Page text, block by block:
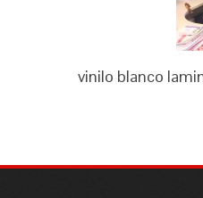
vinilo blanco